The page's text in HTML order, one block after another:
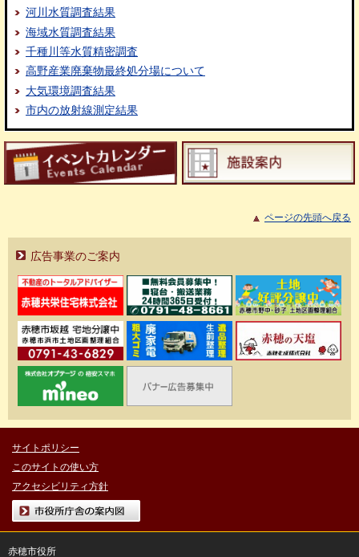
河川水質調査結果
海域水質調査結果
千種川等水質精密調査
高野産業廃棄物最終処分場について
大気環境調査結果
市内の放射線測定結果
ページの先頭へ戻る
広告事業のご案内
サイトポリシー
このサイトの使い方
アクセシビリティ方針
市役所庁舎の案内図
赤穂市役所